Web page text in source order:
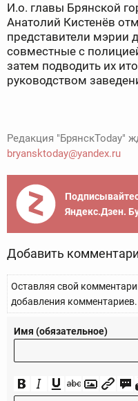
И.о. главы Брянской
Анатолий Кистенёв
представители мэрии
совместные с
затем подводить их
руководством
Редакция "БрянскToday"
bryansktoday@yandex.ru
Яндекс.Дзен.
Добавить
Оставляя свой
добавления комментариев.
Имя (обязательное)